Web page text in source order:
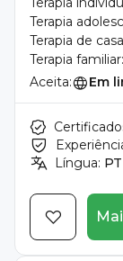
Terapia
Terapia de
Terapia familiar:
Aceita:
Em
Língua: PT